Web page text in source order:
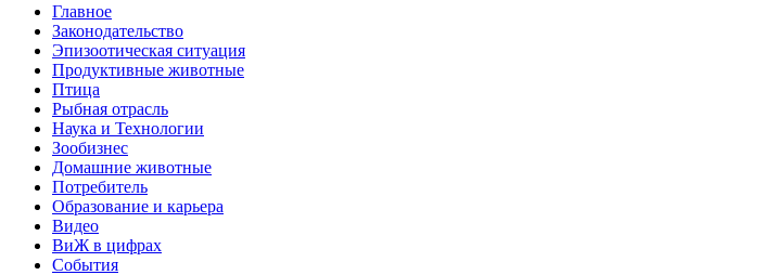
Главное
Законодательство
Эпизоотическая ситуация
Продуктивные животные
Птица
Рыбная отрасль
Наука и Технологии
Зообизнес
Домашние животные
Потребитель
Образование и карьера
Видео
ВиЖ в цифрах
События